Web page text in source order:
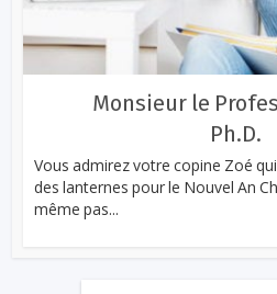
Monsieur le
Ph.D.
Vous admirez votre copine Zoé
des lanternes pour le Nouvel An
même pas...